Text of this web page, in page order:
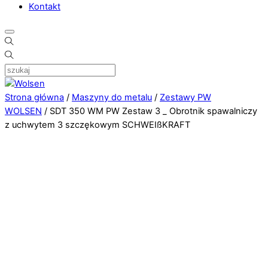
Kontakt
Strona główna / Maszyny do metalu / Zestawy PW
WOLSEN / SDT 350 WM PW Zestaw 3 _ Obrotnik spawalniczy
z uchwytem 3 szczękowym SCHWEIßKRAFT